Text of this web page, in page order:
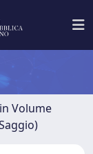
Volume